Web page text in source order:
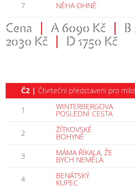
7 NĚHA OHNĚ
Cena A 6090 Kč B
2030 Kč
D 1750 Kč
Č2 | Čtvrteční představení pro
1
WINTERBERGOVA
POSLEDNÍ CESTA
2 ŽÍTKOVSKÉ
BOHYNĚ
3 MÁMA ŘÍKALA, ŽE
BYCH NEMĚLA
4 BENÁTSKÝ
KUPEC